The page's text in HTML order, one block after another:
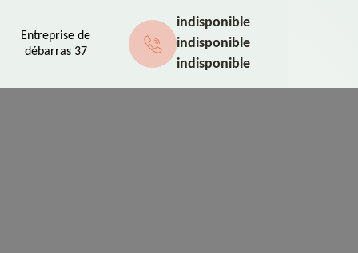
Entreprise de
débarras 37
indisponible
indisponible
indisponible